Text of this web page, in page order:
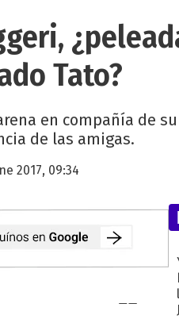
Tato?
en compañía de
de las amigas.
2017, 09:34